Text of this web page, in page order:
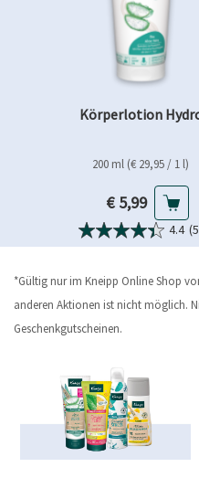
Körperlotion
200 ml (€ 29,95 / 1 l)
Aktueller Preis
€ 5,99
4.4
*Gültig nur im Kneipp Online Shop
anderen Aktionen ist nicht möglich.
Geschenkgutscheinen.